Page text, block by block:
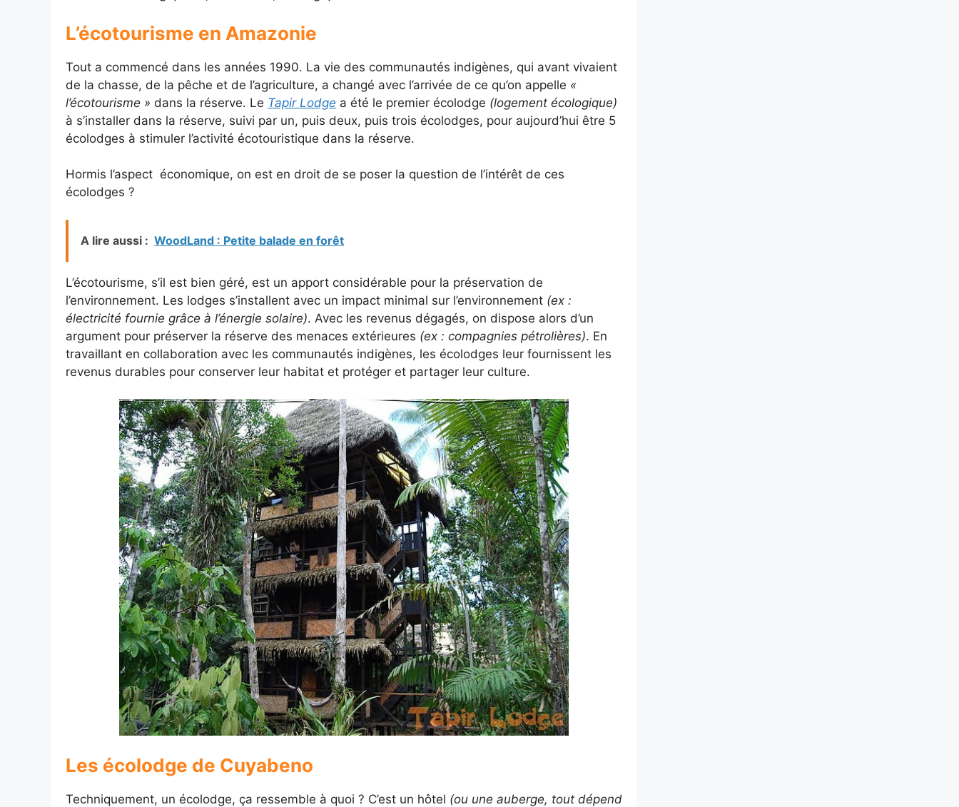
L’écotourisme en Amazonie
Tout a commencé dans les années 1990. La vie des communautés indigènes, qui avant vivaient
de la chasse, de la pêche et de l’agriculture, a changé avec l’arrivée de ce qu’on appelle «
l’écotourisme » dans la réserve. Le Tapir Lodge a été le premier écolodge (logement écologique)
à s’installer dans la réserve, suivi par un, puis deux, puis trois écolodges, pour aujourd’hui être 5
écolodges à stimuler l’activité écotouristique dans la réserve.
Hormis l’aspect économique, on est en droit de se poser la question de l’intérêt de ces
écolodges ?
A lire aussi : WoodLand : Petite balade en forêt
L’écotourisme, s’il est bien géré, est un apport considérable pour la préservation de
l’environnement. Les lodges s’installent avec un impact minimal sur l’environnement (ex :
électricité fournie grâce à l’énergie solaire). Avec les revenus dégagés, on dispose alors d’un
argument pour préserver la réserve des menaces extérieures (ex : compagnies pétrolières). En
travaillant en collaboration avec les communautés indigènes, les écolodges leur fournissent les
revenus durables pour conserver leur habitat et protéger et partager leur culture.
Les écolodge de Cuyabeno
Techniquement, un écolodge, ça ressemble à quoi ? C’est un hôtel (ou une auberge, tout dépend